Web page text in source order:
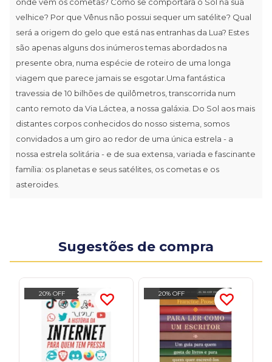
velhice? Por que Vênus não possui sequer um satélite? Qual
será a origem do gelo que está nas entranhas da Lua? Estes
são apenas alguns dos inúmeros temas abordados na
presente obra, numa espécie de roteiro de uma longa
viagem que parece jamais se esgotar.Uma fantástica
travessia de 10 bilhões de quilômetros, transcorrida num
canto remoto da Via Láctea, a nossa galáxia. Do Sol aos mais
distantes corpos conhecidos do nosso sistema, somos
convidados a um giro ao redor de uma única estrela - a
nossa estrela solitária - e de sua extensa, variada e fascinante
família: os planetas e seus satélites, os cometas e os
asteroides.
Sugestões de compra
20% OFF 20% OFF